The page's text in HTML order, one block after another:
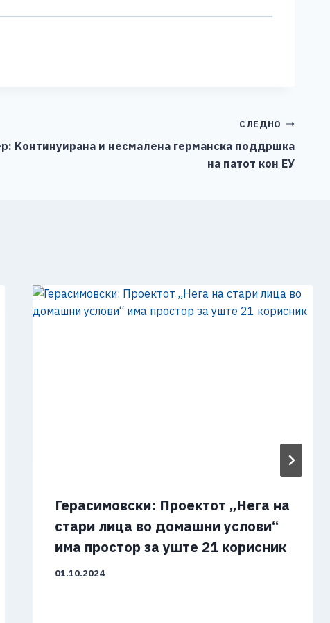
СЛЕДНО
Kонтинуирана и нeсмалена германска поддршка
на патот кон ЕУ
Герасимовски: Проектот „Нега на
стари лица во домашни услови“
има простор за уште 21 корисник
01.10.2024